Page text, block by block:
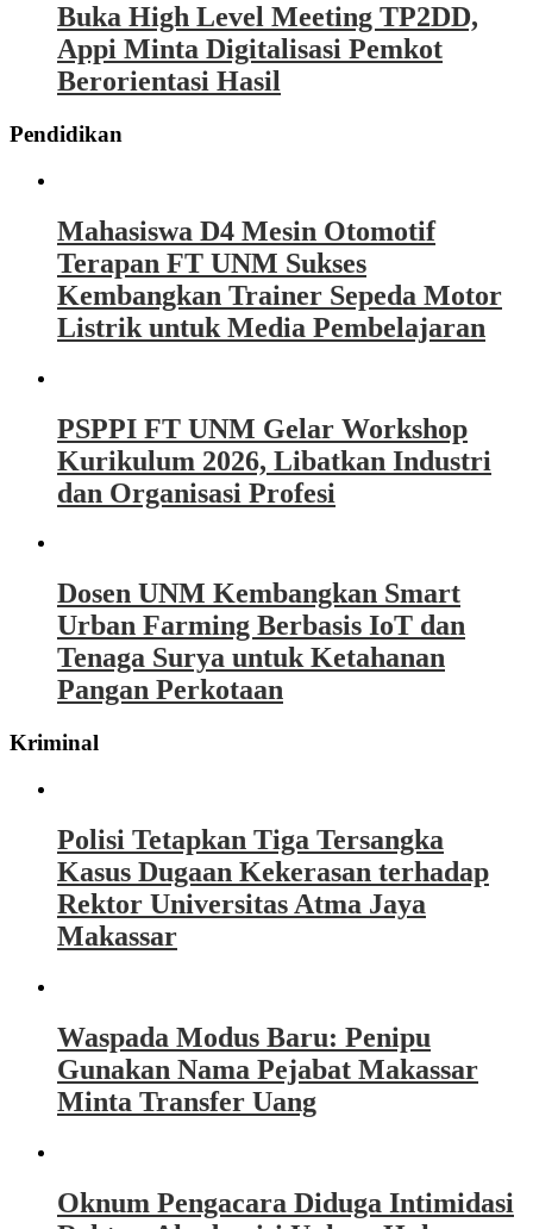
Buka High Level Meeting TP2DD,
Appi Minta Digitalisasi Pemkot
Berorientasi Hasil
Pendidikan
Mahasiswa D4 Mesin Otomotif
Terapan FT UNM Sukses
Kembangkan Trainer Sepeda Motor
Listrik untuk Media Pembelajaran
PSPPI FT UNM Gelar Workshop
Kurikulum 2026, Libatkan Industri
dan Organisasi Profesi
Dosen UNM Kembangkan Smart
Urban Farming Berbasis IoT dan
Tenaga Surya untuk Ketahanan
Pangan Perkotaan
Kriminal
Polisi Tetapkan Tiga Tersangka
Kasus Dugaan Kekerasan terhadap
Rektor Universitas Atma Jaya
Makassar
Waspada Modus Baru: Penipu
Gunakan Nama Pejabat Makassar
Minta Transfer Uang
Oknum Pengacara Diduga Intimidasi